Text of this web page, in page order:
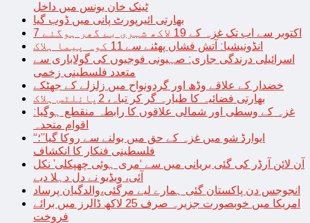
ٹینک خان یونس میں داخل
بھارتی ائیرپورٹ پانی میں ڈوب گیا
7 اکتوبر سے اب تک غزہ کے 19 لاکھ شہری بے گھر ہوگئے
انڈونیشیا: آتش فشاں پھٹنے سے 11 کوہ پیما ہلاک
اسرائیلی درندگی جاری: صہیونی فوجیوں کی گولاباری سے
متعدد فلسطینی زخمی
خضدار کے علاقے وڈھ اور گردونواح میں زلزلے کے جھٹکے
بھارتی فضائیہ کا طیارہ گر کر تباہ، 2پائلٹس ہلاک
غزہ کے وسطی اور شمالی علاقوں کا رابطہ منقطع ہوگیا:
اقوام متحدہ
“ایوارڈ شو میں غزہ کے حق میں بولنے سے روکا گیا”؛
فلسطینی فنکار کا انکشاف
آن لائن آرڈر کی گئی بریانی میں سے ‘مری ہوئی چھپکلی’ نکل
آئی، ویڈیو نے دل دہلا دیے
انجوجس دن پاکستان گئی ہمارے لیے مرگئی،والدگیان پرساد
امریکا میں خوبصورت جزیرہ صرف 25 لاکھ ڈالرز میں برائے
فروخت